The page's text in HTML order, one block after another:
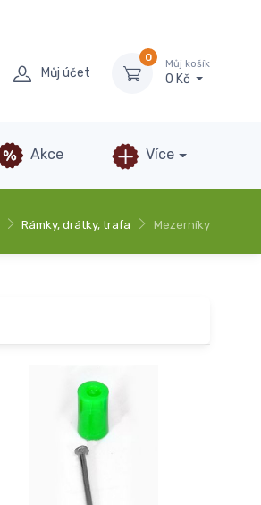
Můj účet
0
Můj košík
0 Kč
Akce Více
Rámky, drátky, trafa Mezerníky